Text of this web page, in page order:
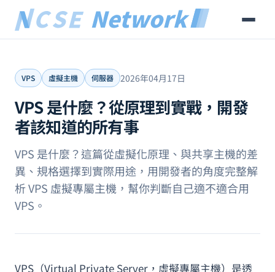
VPS 虛擬主機 伺服器 2026年04月17日
VPS 是什麼？從原理到實戰，開發
者該知道的所有事
VPS 是什麼？這篇從虛擬化原理、與共享主機的差
異、規格選擇到實際用途，用開發者的角度完整解
析 VPS 虛擬專屬主機，幫你判斷自己適不適合用
VPS。
VPS（Virtual Private Server，虛擬專屬主機）是透